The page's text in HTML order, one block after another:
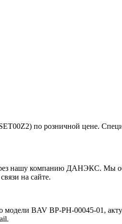
по розничной цене.
нашу компанию ДАНЭКС. Мы
на сайте.
BAV BP-PH-00045-01,